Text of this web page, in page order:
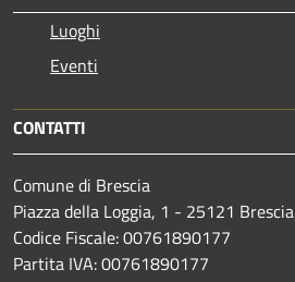
Luoghi
Eventi
CONTATTI
Comune di Brescia
Piazza della Loggia, 1 - 25121 Brescia
Codice Fiscale: 00761890177
Partita IVA: 00761890177